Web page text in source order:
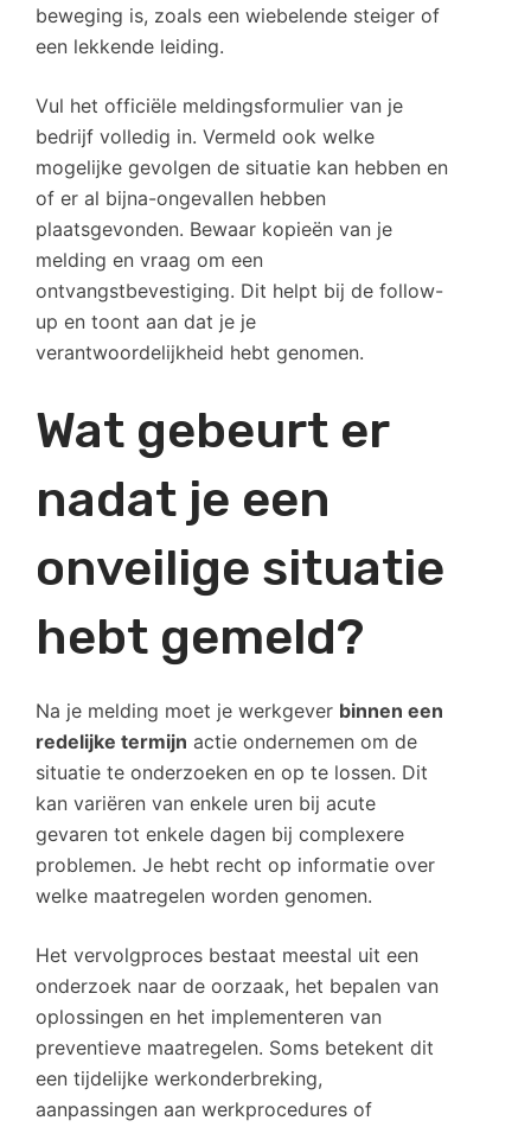
beweging is, zoals een wiebelende steiger of
een lekkende leiding.
Vul het officiële meldingsformulier van je
bedrijf volledig in. Vermeld ook welke
mogelijke gevolgen de situatie kan hebben en
of er al bijna-ongevallen hebben
plaatsgevonden. Bewaar kopieën van je
melding en vraag om een
ontvangstbevestiging. Dit helpt bij de follow-
up en toont aan dat je je
verantwoordelijkheid hebt genomen.
Wat gebeurt er
nadat je een
onveilige situatie
hebt gemeld?
Na je melding moet je werkgever binnen een
redelijke termijn actie ondernemen om de
situatie te onderzoeken en op te lossen. Dit
kan variëren van enkele uren bij acute
gevaren tot enkele dagen bij complexere
problemen. Je hebt recht op informatie over
welke maatregelen worden genomen.
Het vervolgproces bestaat meestal uit een
onderzoek naar de oorzaak, het bepalen van
oplossingen en het implementeren van
preventieve maatregelen. Soms betekent dit
een tijdelijke werkonderbreking,
aanpassingen aan werkprocedures of